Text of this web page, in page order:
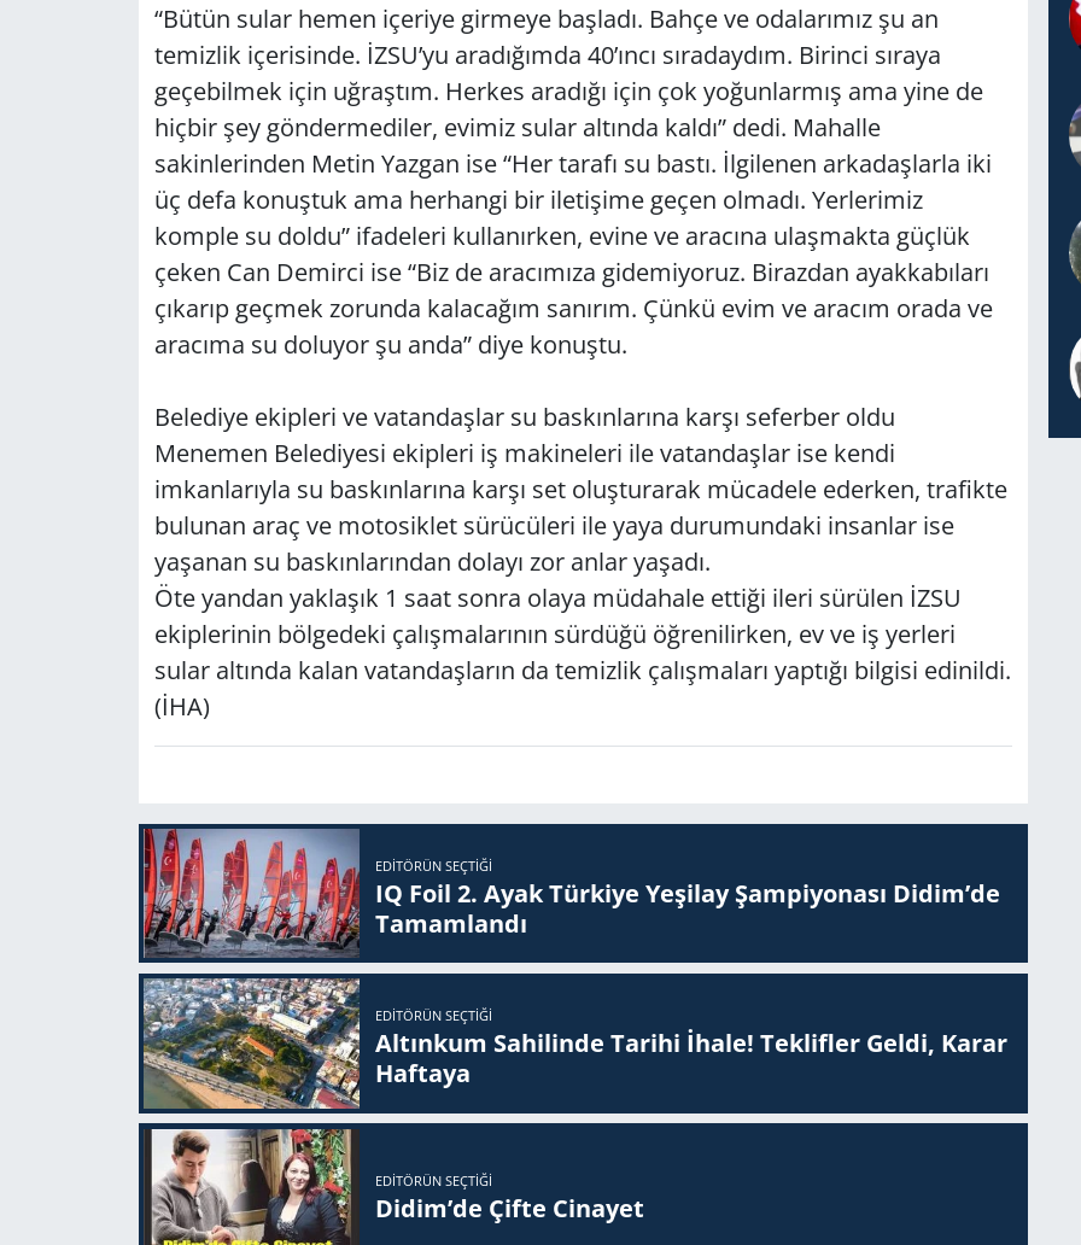
“Bütün sular hemen içeriye girmeye başladı. Bahçe ve odalarımız şu an
temizlik içerisinde. İZSU’yu aradığımda 40’ıncı sıradaydım. Birinci sıraya
geçebilmek için uğraştım. Herkes aradığı için çok yoğunlarmış ama yine de
hiçbir şey göndermediler, evimiz sular altında kaldı” dedi. Mahalle
sakinlerinden Metin Yazgan ise “Her tarafı su bastı. İlgilenen arkadaşlarla iki
üç defa konuştuk ama herhangi bir iletişime geçen olmadı. Yerlerimiz
komple su doldu” ifadeleri kullanırken, evine ve aracına ulaşmakta güçlük
çeken Can Demirci ise “Biz de aracımıza gidemiyoruz. Birazdan ayakkabıları
çıkarıp geçmek zorunda kalacağım sanırım. Çünkü evim ve aracım orada ve
aracıma su doluyor şu anda” diye konuştu.
Belediye ekipleri ve vatandaşlar su baskınlarına karşı seferber oldu
Menemen Belediyesi ekipleri iş makineleri ile vatandaşlar ise kendi
imkanlarıyla su baskınlarına karşı set oluşturarak mücadele ederken, trafikte
bulunan araç ve motosiklet sürücüleri ile yaya durumundaki insanlar ise
yaşanan su baskınlarından dolayı zor anlar yaşadı.
Öte yandan yaklaşık 1 saat sonra olaya müdahale ettiği ileri sürülen İZSU
ekiplerinin bölgedeki çalışmalarının sürdüğü öğrenilirken, ev ve iş yerleri
sular altında kalan vatandaşların da temizlik çalışmaları yaptığı bilgisi edinildi.
(İHA)
EDITÖRÜN SEÇTIĞI
IQ Foil 2. Ayak Tür­ki­ye Ye­şi­lay Şam­pi­yo­na­sı Didim’de
Ta­mam­lan­dı
EDITÖRÜN SEÇTIĞI
Altınkum Sahilinde Tarihi İhale! Teklifler Geldi, Karar
Haftaya
EDITÖRÜN SEÇTIĞI
Didim’de Çifte Ci­na­yet